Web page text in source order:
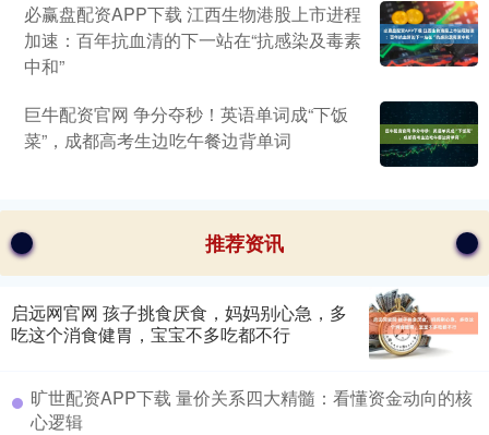
必赢盘配资APP下载 江西生物港股上市进程
加速：百年抗血清的下一站在“抗感染及毒素
中和”
巨牛配资官网 争分夺秒！英语单词成“下饭
菜”，成都高考生边吃午餐边背单词
推荐资讯
启远网官网 孩子挑食厌食，妈妈别心急，多
吃这个消食健胃，宝宝不多吃都不行
旷世配资APP下载 量价关系四大精髓：看懂资金动向的核
心逻辑